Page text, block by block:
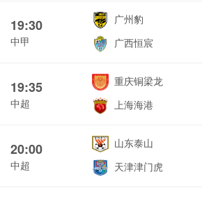
19:30
中甲
广州豹
广西恒宸
19:35
中超
重庆铜梁龙
上海海港
20:00
中超
山东泰山
天津津门虎